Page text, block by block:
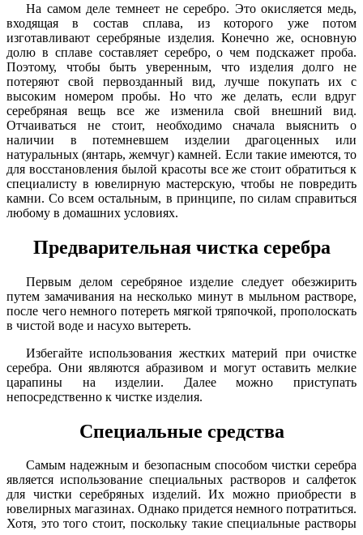
На самом деле темнеет не серебро. Это окисляется медь,
входящая в состав сплава, из которого уже потом
изготавливают серебряные изделия. Конечно же, основную
долю в сплаве составляет серебро, о чем подскажет проба.
Поэтому, чтобы быть уверенным, что изделия долго не
потеряют свой первозданный вид, лучше покупать их с
высоким номером пробы. Но что же делать, если вдруг
серебряная вещь все же изменила свой внешний вид.
Отчаиваться не стоит, необходимо сначала выяснить о
наличии в потемневшем изделии драгоценных или
натуральных (янтарь, жемчуг) камней. Если такие имеются, то
для восстановления былой красоты все же стоит обратиться к
специалисту в ювелирную мастерскую, чтобы не повредить
камни. Со всем остальным, в принципе, по силам справиться
любому в домашних условиях.
Предварительная чистка серебра
Первым делом серебряное изделие следует обезжирить
путем замачивания на несколько минут в мыльном растворе,
после чего немного потереть мягкой тряпочкой, прополоскать
в чистой воде и насухо вытереть.
Избегайте использования жестких материй при очистке
серебра. Они являются абразивом и могут оставить мелкие
царапины на изделии. Далее можно приступать
непосредственно к чистке изделия.
Специальные средства
Самым надежным и безопасным способом чистки серебра
является использование специальных растворов и салфеток
для чистки серебряных изделий. Их можно приобрести в
ювелирных магазинах. Однако придется немного потратиться.
Хотя, это того стоит, поскольку такие специальные растворы